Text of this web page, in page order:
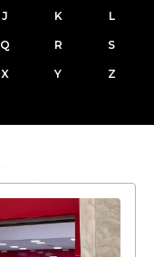
J K L
Q R S
X Y Z